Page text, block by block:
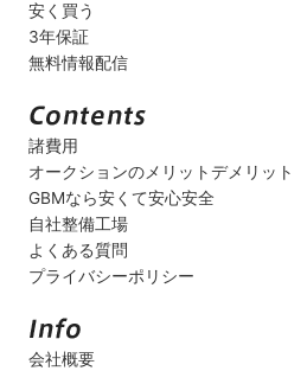
安く買う
3年保証
無料情報配信
諸費用
オークションのメリットデメリット
GBMなら安くて安心安全
自社整備工場
よくある質問
プライバシーポリシー
会社概要